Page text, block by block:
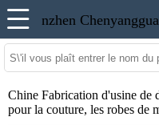
Chine Fabrication d'usine de
pour la couture, les robes de